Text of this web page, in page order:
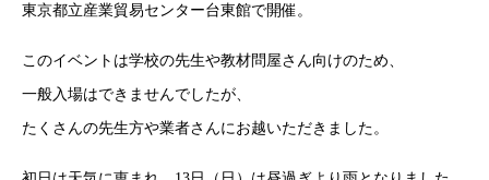
東京都立産業貿易センター台東館で開催。
このイベントは学校の先生や教材問屋さん向けのため、
一般入場はできませんでしたが、
たくさんの先生方や業者さんにお越いただきました。